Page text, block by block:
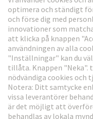
Gå till registrering
Social Media